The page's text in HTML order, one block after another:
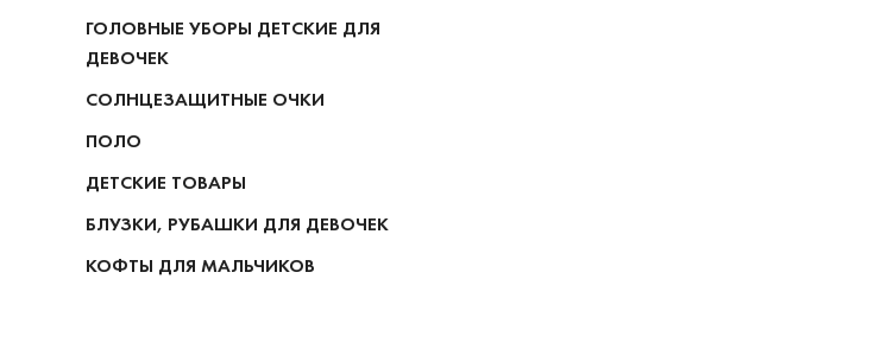
ГОЛОВНЫЕ УБОРЫ ДЕТСКИЕ ДЛЯ
ДЕВОЧЕК
СОЛНЦЕЗАЩИТНЫЕ ОЧКИ
ПОЛО
ДЕТСКИЕ ТОВАРЫ
БЛУЗКИ, РУБАШКИ ДЛЯ ДЕВОЧЕК
КОФТЫ ДЛЯ МАЛЬЧИКОВ